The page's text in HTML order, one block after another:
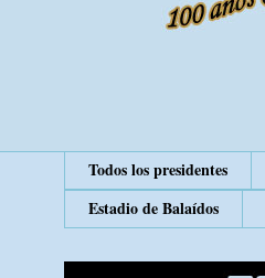
Todos los presidentes
Estadio de Balaídos